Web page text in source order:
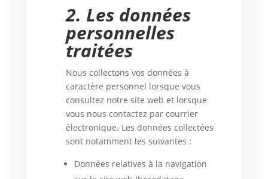
2. Les données
personnelles
traitées
Nous collectons vos données à
caractère personnel lorsque vous
consultez notre site web et lorsque
vous nous contactez par courrier
électronique. Les données collectées
sont notamment les suivantes :
Données relatives à la navigation